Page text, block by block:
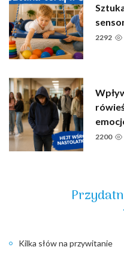
2292
2200
Kilka słów na przywitanie